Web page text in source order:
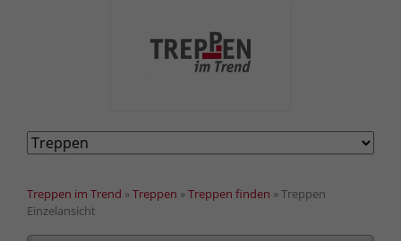
Navigation
überspringen
Treppen im Trend »Treppen »Treppen finden »Treppen
Einzelansicht